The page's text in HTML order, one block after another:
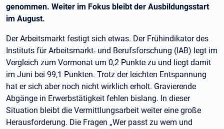
genommen. Weiter im Fokus bleibt der Ausbildungsstart
im August.
Der Arbeitsmarkt festigt sich etwas. Der Frühindikator des
Instituts für Arbeitsmarkt- und Berufsforschung (IAB) legt im
Vergleich zum Vormonat um 0,2 Punkte zu und liegt damit
im Juni bei 99,1 Punkten. Trotz der leichten Entspannung
hat er sich aber noch nicht wirklich erholt. Gravierende
Abgänge in Erwerbstätigkeit fehlen bislang. In dieser
Situation bleibt die Vermittlungsarbeit weiter eine große
Herausforderung. Die Fragen „Wer passt zu wem und